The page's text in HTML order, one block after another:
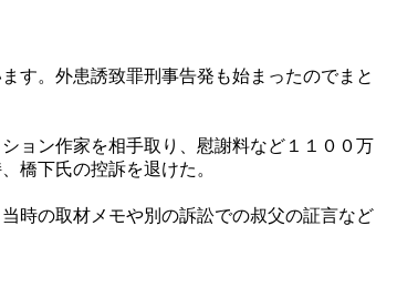
す。外患誘致罪刑事告発も始まったのでまと
ョン作家を相手取り、慰謝料など１１００万
橋下氏の控訴を退けた。
時の取材メモや別の訴訟での叔父の証言など